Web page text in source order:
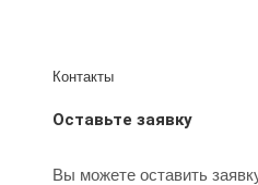
Контакты
Оставьте заявку
Вы можете оставить